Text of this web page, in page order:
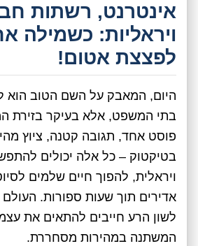
אינטרנט, רשתות
ויראליות: כשמילה
לפצצת אטום!
היום, המאבק על השם הטוב הוא
בתי המשפט, אלא בעיקר בזירת
פוסט אחד, תגובה קטנה, ציוץ
בטיקטוק – כל אלה יכולים
ויראלית, להפוך חיים שלמים
אדירים תוך שעות ספורות. העולם
לשון הרע חייבים להתאים את
המשתנה במהירות מסחררת.